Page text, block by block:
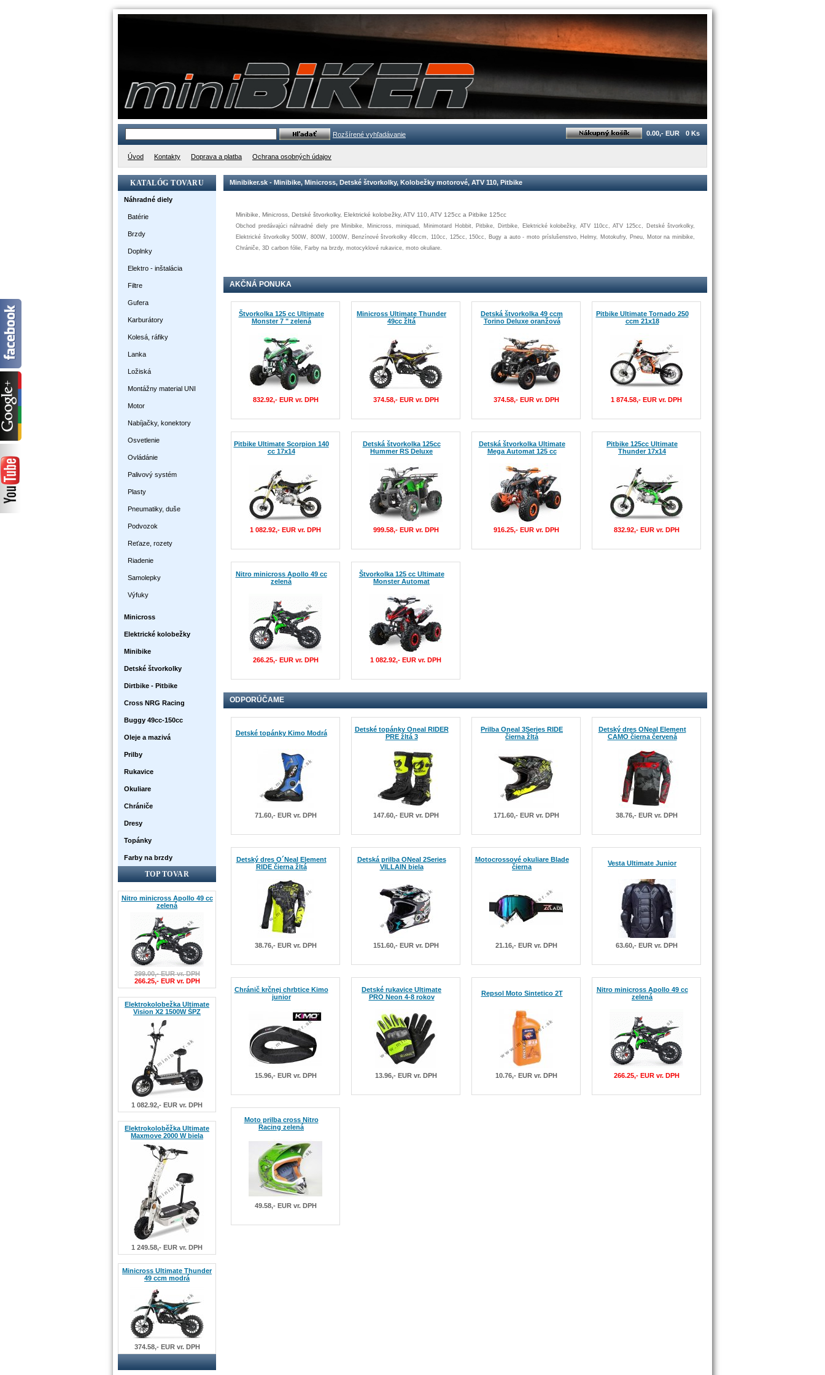
Rozšírené vyhľadávanie 0.00,- EUR 0 Ks
Úvod Kontakty Doprava a platba Ochrana osobných údajov
KATALÓG TOVARU
Náhradné diely
Batérie
Brzdy
Doplnky
Elektro - inštalácia
Filtre
Gufera
Karburátory
Kolesá, ráfiky
Lanka
Ložiská
Montážny material UNI
Motor
Nabíjačky, konektory
Osvetlenie
Ovládánie
Palivový systém
Plasty
Pneumatiky, duše
Podvozok
Reťaze, rozety
Riadenie
Samolepky
Výfuky
Minicross
Elektrické kolobežky
Minibike
Detské štvorkolky
Dirtbike - Pitbike
Cross NRG Racing
Buggy 49cc-150cc
Oleje a mazivá
Prilby
Rukavice
Okuliare
Chrániče
Dresy
Topánky
Farby na brzdy
TOP TOVAR
Nitro minicross Apollo 49 cc
zelená
299.00,- EUR vr. DPH
266.25,- EUR vr. DPH
Elektrokolobežka Ultimate
Vision X2 1500W ŠPZ
1 082.92,- EUR vr. DPH
Elektrokoloběžka Ultimate
Maxmove 2000 W biela
1 249.58,- EUR vr. DPH
Minicross Ultimate Thunder
49 ccm modrá
374.58,- EUR vr. DPH
Minibiker.sk - Minibike, Minicross, Detské štvorkolky, Kolobežky motorové, ATV 110, Pitbike
Minibike Minicross Detské štvorkolky, Elektrické kolobežky, ATV 110 ATV 125cc a Pitbike 125cc
Obchod predávajúcináhradné diely pre Minibike, Minicross,miniquad, Minimotard Hobbit, Pitbike, Dirtbike, Elektrické kolobežky, ATV 110cc,ATV 125cc, Detské štvorkolky,
Elektrické štvorkolky 500W, 800W, 1000W, Benzínové štvorkolky 49ccm, 110cc, 125cc,150cc, Bugy a auto - moto príslušenstvo, Helmy, Motokufry, Pneu, Motor na minibike,
Chrániče, 3D carbon fólie, Farby na brzdy, motocyklové rukavice, moto okuliare.
AKČNÁ PONUKA
Štvorkolka 125 cc Ultimate
Monster 7 " zelená
832.92,- EUR vr. DPH
Minicross Ultimate Thunder
49cc žltá
374.58,- EUR vr. DPH
Detská štvorkolka 49 ccm
Torino Deluxe oranžová
374.58,- EUR vr. DPH
Pitbike Ultimate Tornado 250
ccm 21x18
1 874.58,- EUR vr. DPH
Pitbike Ultimate Scorpion 140
cc 17x14
1 082.92,- EUR vr. DPH
Detská štvorkolka 125cc
Hummer RS Deluxe
999.58,- EUR vr. DPH
Detská štvorkolka Ultimate
Mega Automat 125 cc
916.25,- EUR vr. DPH
Pitbike 125cc Ultimate
Thunder 17x14
832.92,- EUR vr. DPH
Nitro minicross Apollo 49 cc
zelená
266.25,- EUR vr. DPH
Štvorkolka 125 cc Ultimate
Monster Automat
1 082.92,- EUR vr. DPH
ODPORÚČAME
Detské topánky Kimo Modrá
71.60,- EUR vr. DPH
Detské topánky Oneal RIDER
PRE žltá 3
147.60,- EUR vr. DPH
Prilba Oneal 3Series RIDE
čierna žltá
171.60,- EUR vr. DPH
Detský dres ONeal Element
CAMO čierna červená
38.76,- EUR vr. DPH
Detský dres O´Neal Element
RIDE čierna žltá
38.76,- EUR vr. DPH
Detská prilba ONeal 2Series
VILLAIN biela
151.60,- EUR vr. DPH
Motocrossové okuliare Blade
čierna
21.16,- EUR vr. DPH
Vesta Ultimate Junior
63.60,- EUR vr. DPH
Chránič krčnej chrbtice Kimo
junior
15.96,- EUR vr. DPH
Detské rukavice Ultimate
PRO Neon 4-8 rokov
13.96,- EUR vr. DPH
Repsol Moto Sintetico 2T
10.76,- EUR vr. DPH
Nitro minicross Apollo 49 cc
zelená
266.25,- EUR vr. DPH
Moto prilba cross Nitro
Racing zelená
49.58,- EUR vr. DPH